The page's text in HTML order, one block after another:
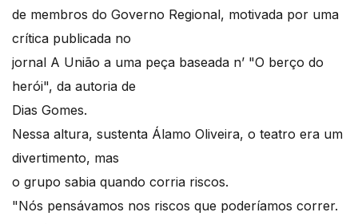
de membros do Governo Regional, motivada por uma
crítica publicada no
jornal A União a uma peça baseada n’ "O berço do
herói", da autoria de
Dias Gomes.
Nessa altura, sustenta Álamo Oliveira, o teatro era um
divertimento, mas
o grupo sabia quando corria riscos.
"Nós pensávamos nos riscos que poderíamos correr.